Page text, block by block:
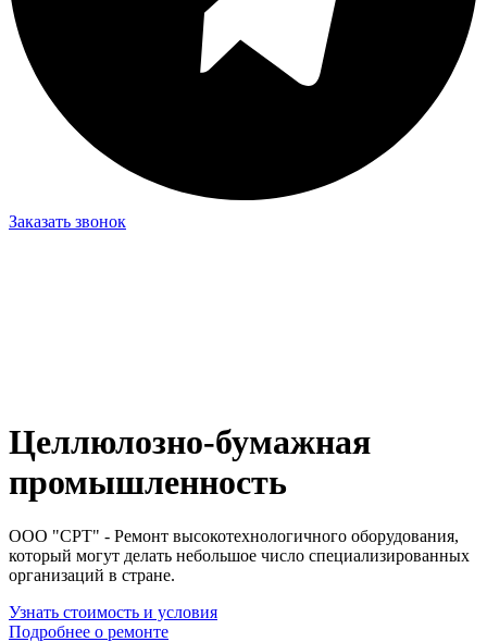
Заказать звонок
Целлюлозно-бумажная
промышленность
ООО "СРТ" - Ремонт высокотехнологичного оборудования,
который могут делать небольшое число специализированных
организаций в стране.
Узнать стоимость и условия
Подробнее о ремонте